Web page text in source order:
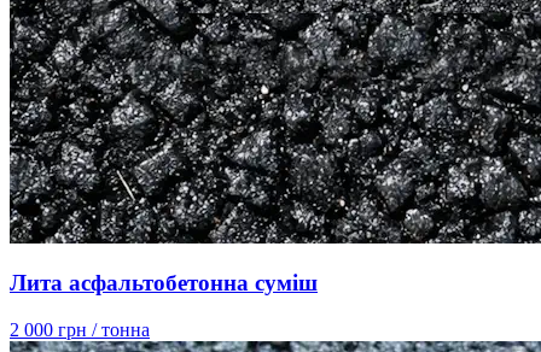
Лита асфальтобетонна суміш
2 000 грн / тонна